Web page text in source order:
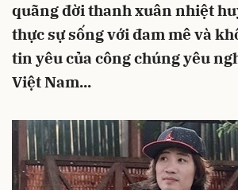
quãng đời thanh xuân nhiệt
thực sự sống với đam mê và
tin yêu của công chúng yêu
Việt Nam...